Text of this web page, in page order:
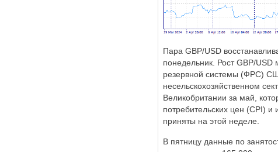
Пара GBP/USD
понедельник. Рост GBP/
резервной системы (ФРС)
несельскохозяйственном
Великобритании за май,
потребительских цен (CPI)
приняты на этой неделе.
В пятницу данные по